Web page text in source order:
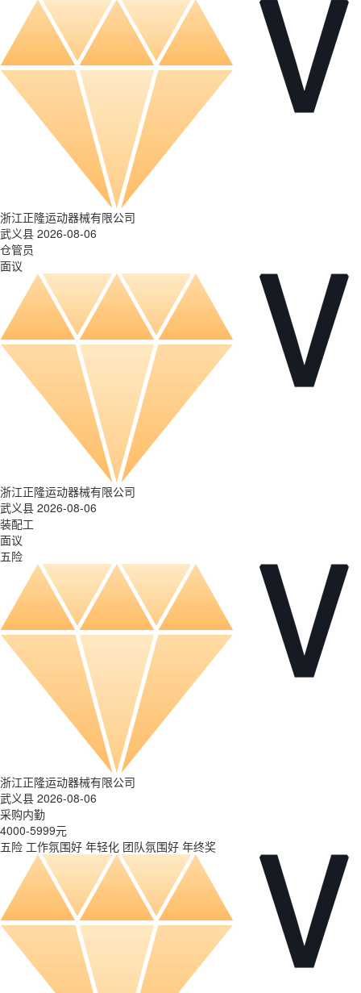
浙江正隆运动器械有限公司
武义县 2026-08-06
仓管员
面议
浙江正隆运动器械有限公司
武义县 2026-08-06
装配工
面议
五险
浙江正隆运动器械有限公司
武义县 2026-08-06
采购内勤
4000-5999元
五险 工作氛围好 年轻化 团队氛围好 年终奖